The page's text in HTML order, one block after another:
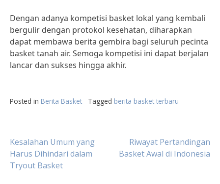
Dengan adanya kompetisi basket lokal yang kembali
bergulir dengan protokol kesehatan, diharapkan
dapat membawa berita gembira bagi seluruh pecinta
basket tanah air. Semoga kompetisi ini dapat berjalan
lancar dan sukses hingga akhir.
Posted in Berita Basket Tagged berita basket terbaru
Post
navigation
Kesalahan Umum yang
Harus Dihindari dalam
Tryout Basket
Riwayat Pertandingan
Basket Awal di Indonesia